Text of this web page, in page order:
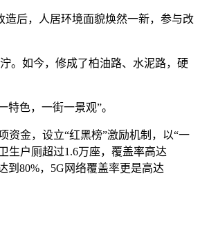
造后，人居环境面貌焕然一新，参与改
。如今，修成了柏油路、水泥路，硬
色，一街一景观”。
资金，设立“红黑榜”激励机制，以“一
生户厕超过1.6万座，覆盖率高达
到80%，5G网络覆盖率更是高达